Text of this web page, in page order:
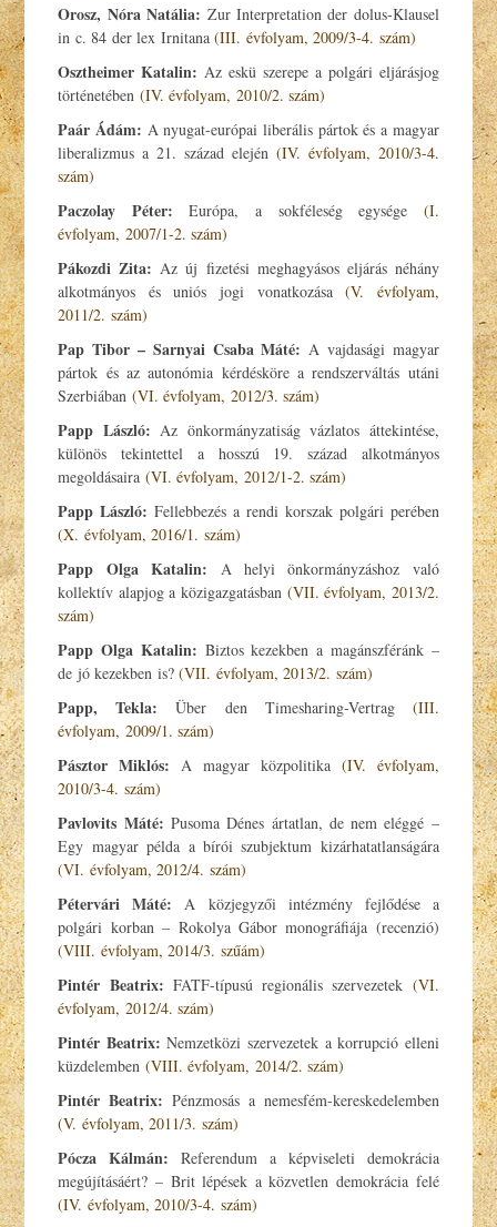
Orosz, Nóra Natália: Zur Interpretation der dolus-Klausel
in c. 84 der lex Irnitana(III. évfolyam, 2009/3-4. szám)
Osztheimer Katalin: Az eskü szerepe a polgári eljárásjog
történetében (IV. évfolyam, 2010/2. szám)
Paár Ádám: A nyugat-európai liberális pártok és a magyar
liberalizmus a 21. század elején (IV. évfolyam, 2010/3-4.
szám)
Paczolay Péter: Európa, a sokféleség egysége (I.
évfolyam, 2007/1-2. szám)
Pákozdi Zita: Az új fizetési meghagyásos eljárás néhány
alkotmányos és uniós jogi vonatkozása(V. évfolyam,
2011/2. szám)
Pap Tibor – Sarnyai Csaba Máté: A vajdasági magyar
pártok és az autonómia kérdésköre a rendszerváltás utáni
Szerbiában (VI. évfolyam, 2012/3. szám)
Papp László: Az önkormányzatiság vázlatos áttekintése,
különös tekintettel a hosszú 19. század alkotmányos
megoldásaira (VI. évfolyam, 2012/1-2. szám)
Papp László: Fellebbezés a rendi korszak polgári perében
(X. évfolyam, 2016/1. szám)
Papp Olga Katalin: A helyi önkormányzáshoz való
kollektív alapjog a közigazgatásban (VII. évfolyam, 2013/2.
szám)
Papp Olga Katalin: Biztos kezekben a magánszféránk –
de jó kezekben is?(VII. évfolyam, 2013/2. szám)
Papp, Tekla: Über den Timesharing-Vertrag (III.
évfolyam, 2009/1. szám)
Pásztor Miklós: A magyar közpolitika (IV. évfolyam,
2010/3-4. szám)
Pavlovits Máté: Pusoma Dénes ártatlan, de nem eléggé –
Egy magyar példa a bírói szubjektum kizárhatatlanságára
(VI. évfolyam, 2012/4. szám)
Pétervári Máté: A közjegyzői intézmény fejlődése a
polgári korban – Rokolya Gábor monográfiája (recenzió)
(VIII. évfolyam, 2014/3. szűám)
Pintér Beatrix: FATF-típusú regionális szervezetek (VI.
évfolyam, 2012/4. szám)
Pintér Beatrix: Nemzetközi szervezetek a korrupció elleni
küzdelemben (VIII. évfolyam, 2014/2. szám)
Pintér Beatrix: Pénzmosás a nemesfém-kereskedelemben
(V. évfolyam, 2011/3. szám)
Pócza Kálmán: Referendum a képviseleti demokrácia
megújításáért? – Brit lépések a közvetlen demokrácia felé
(IV. évfolyam, 2010/3-4. szám)